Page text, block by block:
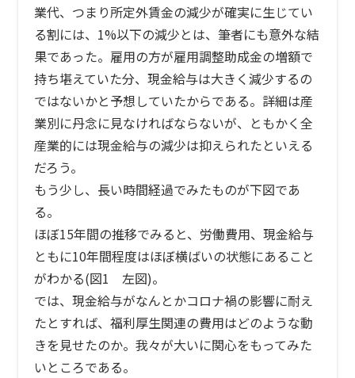
業代、つまり所定外賃金の減少が確実に生じてい
る割には、1%以下の減少とは、筆者にも意外な結
果であった。雇用の方が雇用調整助成金の増額で
持ち堪えていた分、現金給与は大きく減少するの
ではないかと予想していたからである。詳細は産
業別に丹念に見なければならないが、ともかく全
産業的には現金給与の減少は抑えられたといえる
だろう。
もう少し、長い時間経過でみたものが下図であ
る。
ほぼ15年間の推移でみると、労働費用、現金給与
ともに10年間程度はほぼ横ばいの状態にあること
がわかる(図1 左図)。
では、現金給与がなんとかコロナ禍の影響に耐え
たとすれば、福利厚生関連の費用はどのような動
きを見せたのか。我々が大いに関心をもってみた
いところである。